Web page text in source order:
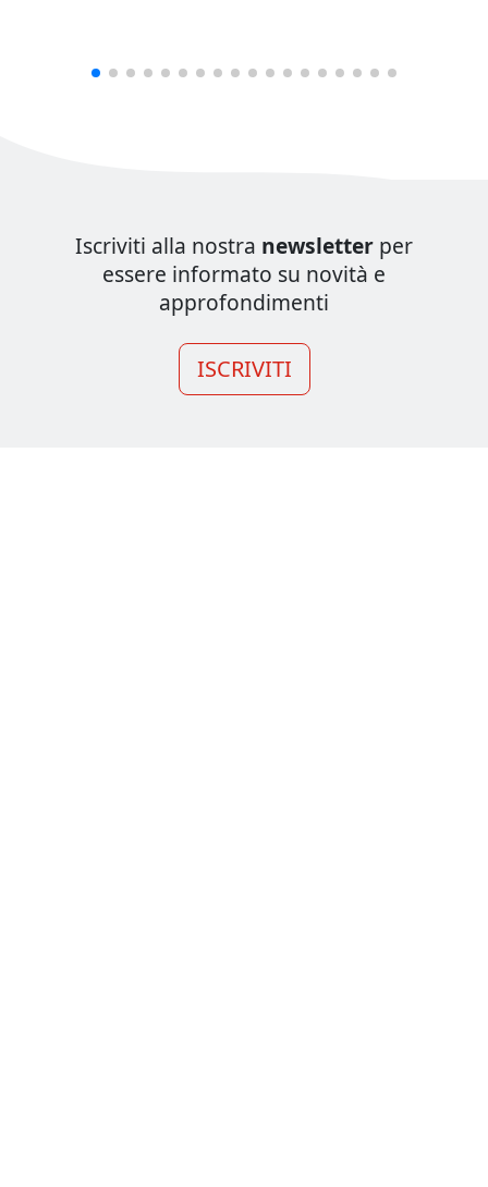
Iscriviti alla nostra newsletter per
essere informato su novità e
approfondimenti
ISCRIVITI